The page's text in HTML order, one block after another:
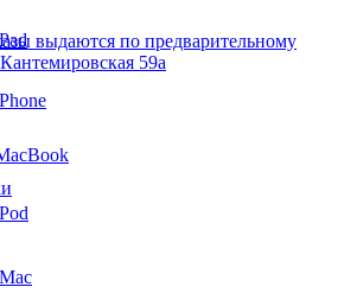
выдаются по предварительному
59а